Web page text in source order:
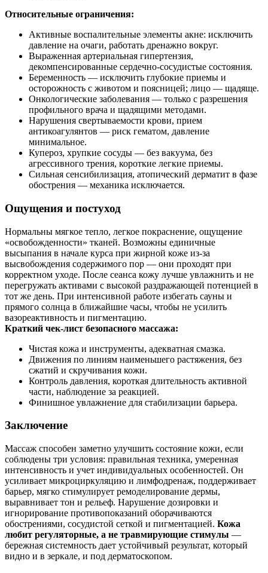
Относительные ограничения:
Активные воспалительные элементы акне: исключить
давление на очаги, работать дренажно вокруг.
Выраженная артериальная гипертензия,
декомпенсированные сердечно‑сосудистые состояния.
Беременность — исключить глубокие приемы и
осторожность с животом и поясницей; лицо — щадяще.
Онкологические заболевания — только с разрешения
профильного врача и щадящими методами.
Нарушения свертываемости крови, прием
антикоагулянтов — риск гематом, давление
минимальное.
Купероз, хрупкие сосуды — без вакуума, без
агрессивного трения, короткие легкие приемы.
Сильная сенсибилизация, атопический дерматит в фазе
обострения — механика исключается.
Ощущения и постуход
Нормальны мягкое тепло, легкое покраснение, ощущение
«освобожденности» тканей. Возможны единичные
высыпания в начале курса при жирной коже из‑за
высвобождения содержимого пор — они проходят при
корректном уходе. После сеанса кожу лучше увлажнить и не
перегружать активами с высокой раздражающей потенцией в
тот же день. При интенсивной работе избегать сауны и
прямого солнца в ближайшие часы, чтобы не усилить
вазореактивность и пигментацию.
Краткий чек‑лист безопасного массажа:
Чистая кожа и инструменты, адекватная смазка.
Движения по линиям наименьшего растяжения, без
сжатий и скручивания кожи.
Контроль давления, короткая длительность активной
части, наблюдение за реакцией.
Финишное увлажнение для стабилизации барьера.
Заключение
Массаж способен заметно улучшить состояние кожи, если
соблюдены три условия: правильная техника, умеренная
интенсивность и учет индивидуальных особенностей. Он
усиливает микроциркуляцию и лимфодренаж, поддерживает
барьер, мягко стимулирует ремоделирование дермы,
выравнивает тон и рельеф. Нарушение дозировки и
игнорирование противопоказаний оборачиваются
обострениями, сосудистой сеткой и пигментацией. Кожа
любит регуляторные, а не травмирующие стимулы —
бережная системность дает устойчивый результат, который
видно и в зеркале, и под дерматоскопом.